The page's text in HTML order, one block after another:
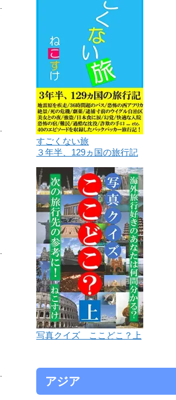
すごくない旅
３年半、129ヵ国の旅行記
写真クイズ ここどこ？上
アジア